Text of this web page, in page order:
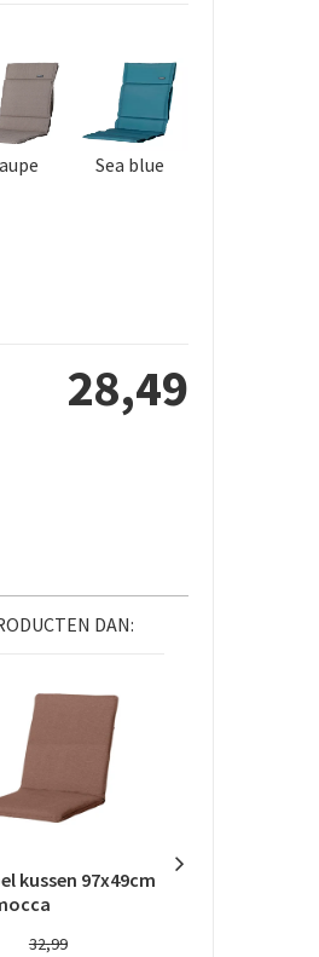
Sea blue
28,49
DAN:
kussen 97x49cm
32,99